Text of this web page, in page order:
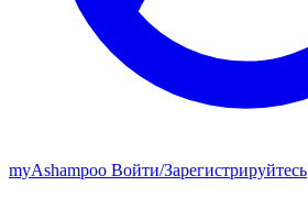
myAshampoo Войти/Зарегистрируйтесь